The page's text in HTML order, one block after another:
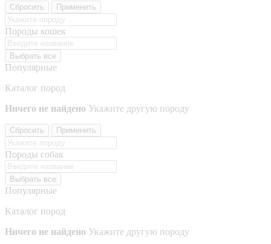
Сбросить Применить
Породы кошек
Выбрать все
Популярные
Каталог пород
Ничего не найдено Укажите другую породу
Сбросить Применить
Породы собак
Выбрать все
Популярные
Каталог пород
Ничего не найдено Укажите другую породу